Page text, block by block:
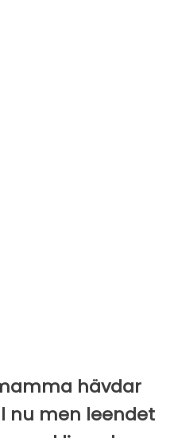
hävdar
nu men leendet